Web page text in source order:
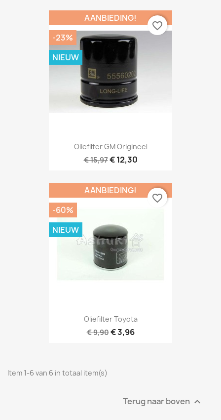
Oliefilter GM Origineel
€ 15,97€ 12,30
AANBIEDING!
-23%
NIEUW
favorite_border
Oliefilter Toyota
€ 9,90€ 3,96
AANBIEDING!
-60%
NIEUW
favorite_border
Item 1-6 van 6 in totaal item(s)
Terug naar boven 